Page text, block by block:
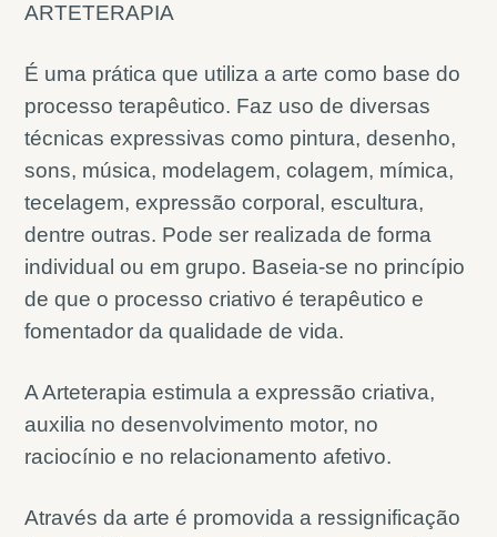
ARTETERAPIA
É uma prática que utiliza a arte como base do
processo terapêutico. Faz uso de diversas
técnicas expressivas como pintura, desenho,
sons, música, modelagem, colagem, mímica,
tecelagem, expressão corporal, escultura,
dentre outras. Pode ser realizada de forma
individual ou em grupo. Baseia-se no princípio
de que o processo criativo é terapêutico e
fomentador da qualidade de vida.
A Arteterapia estimula a expressão criativa,
auxilia no desenvolvimento motor, no
raciocínio e no relacionamento afetivo.
Através da arte é promovida a ressignificação